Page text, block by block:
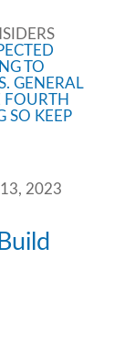
TO
GENERAL
FOURTH
SO KEEP
2023